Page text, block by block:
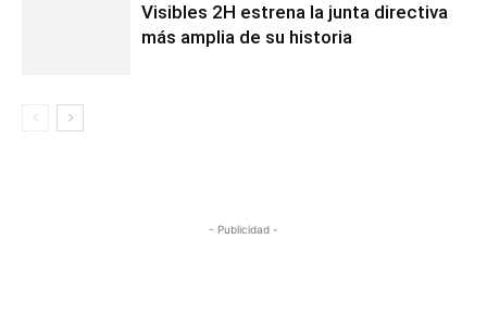
Visibles 2H estrena la junta directiva
más amplia de su historia
- Publicidad -